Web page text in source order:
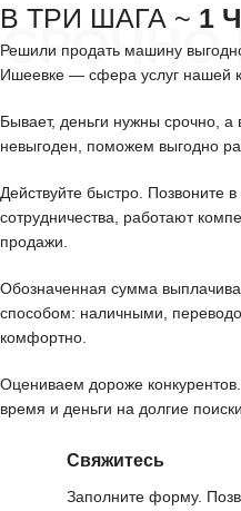
СРОЧНО
В ТРИ ШАГА ~ 1
Решили продать машину
Ишеевке — сфера услуг нашей
Бывает, деньги нужны срочно, а
невыгоден, поможем выгодно
Действуйте быстро. Позвоните
сотрудничества, работают
продажи.
Обозначенная сумма
способом: наличными,
комфортно.
Оцениваем дороже
время и деньги на долгие
Свяжитесь
Заполните форму.